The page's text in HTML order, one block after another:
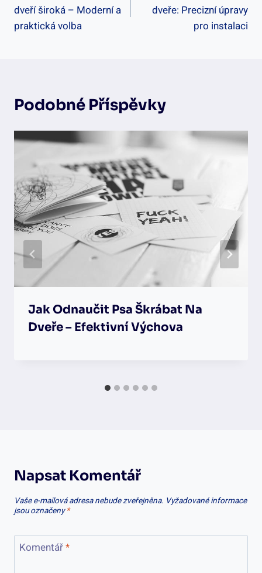
Příspěvek
dveří široká – Moderní a
praktická volba
dveře: Precizní úpravy
pro instalaci
Podobné Příspěvky
Jak Odnaučit Psa Škrábat Na
Dveře – Efektivní Výchova
Napsat Komentář
Vaše e-mailová adresa nebude zveřejněna. Vyžadované informace
jsou označeny*
Komentář*